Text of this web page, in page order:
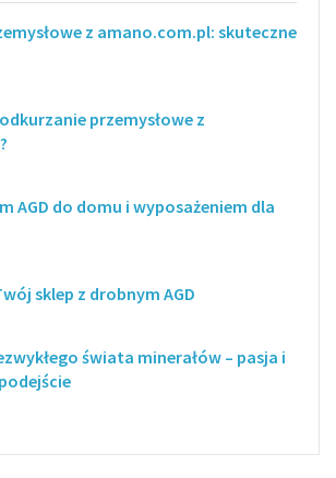
z amano.com.pl: skuteczne
przemysłowe z
AGD do domu i wyposażeniem dla
sklep z drobnym AGD
świata minerałów – pasja i